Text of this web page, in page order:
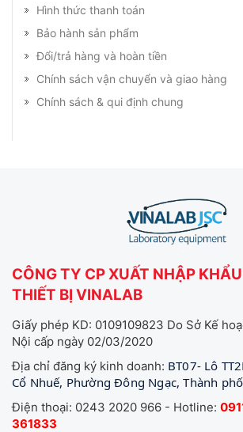
Hình thức thanh toán
Bảo hành sản phẩm
Đổi/trả hàng và hoàn tiền
Chính sách vận chuyển và giao hàng
Chính sách & qui định chung
CÔNG TY CP XUẤT NHẬP
THIẾT BỊ VINALAB
Giấy phép KD: 0109109823 Do Sở Kế
Nội cấp ngày 02/03/2020
Địa chỉ đăng ký kinh doanh: BT07- Lô
Cổ Nhuế, Phường Đông Ngạc, Thành
Điện thoại: 0243 2020 966 - Hotline:
361833